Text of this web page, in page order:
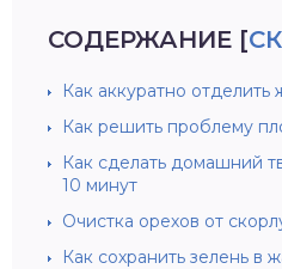
СОДЕРЖАНИЕ [
Как аккуратно отделить
Как решить проблему
Как сделать домашний
10 минут
Очистка орехов от
Как сохранить зелень в